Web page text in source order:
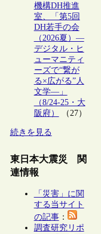
機構DH推進
室、「第5回
DH若手の会
（2026夏）―
デジタル・ヒ
ューマニティ
ーズで“繋が
る×広がる”人
文学―」
（8/24-25・大
阪府）
（27）
続きを見る
東日本大震災 関
連情報
「災害」に関
する当サイト
の記事：
調査研究リポ